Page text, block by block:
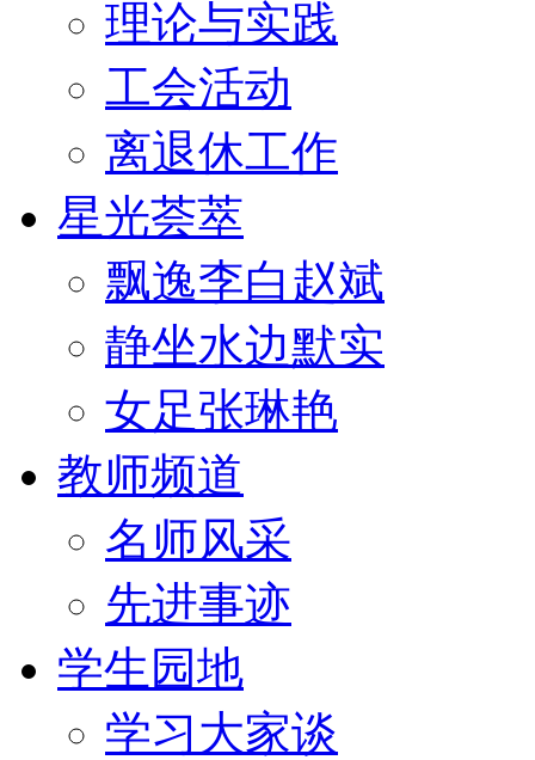
理论与实践
工会活动
离退休工作
星光荟萃
飘逸李白赵斌
静坐水边默实
女足张琳艳
教师频道
名师风采
先进事迹
学生园地
学习大家谈